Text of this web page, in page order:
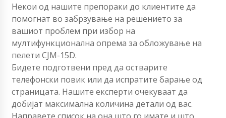
Некои од нашите препораки до клиентите да
помогнат во забрзување на решението за
вашиот проблем при избор на
мултифункционална опрема за обложување на
пелети CJM-15D.
Бидете подготвени пред да остварите
телефонски повик или да испратите барање од
страницата. Нашите експерти очекуваат да
добијат максимална количина детали од вас.
Направете список на она што го имате и што